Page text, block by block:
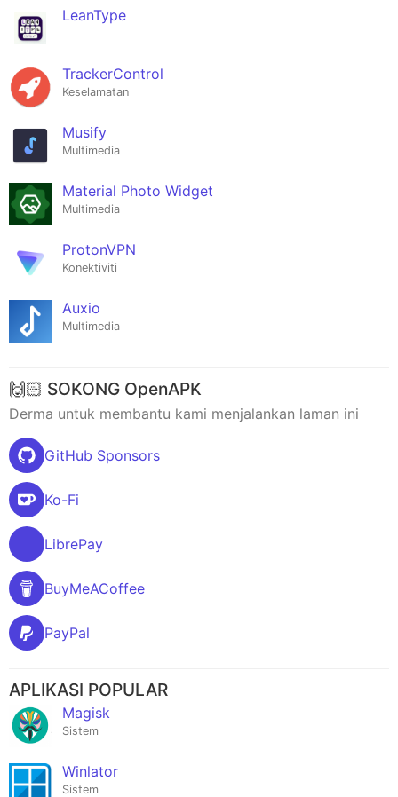
LeanType
TrackerControl
Keselamatan
Musify
Multimedia
Material Photo Widget
Multimedia
ProtonVPN
Konektiviti
Auxio
Multimedia
🙌🏻 SOKONG OpenAPK
Derma untuk membantu kami menjalankan laman ini
GitHub Sponsors
Ko-Fi
LibrePay
BuyMeACoffee
PayPal
APLIKASI POPULAR
Magisk
Sistem
Winlator
Sistem